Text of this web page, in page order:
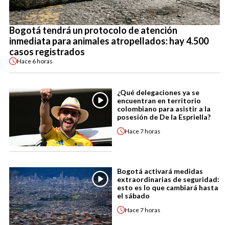
Bogotá tendrá un protocolo de atención
inmediata para animales atropellados: hay 4.500
casos registrados
Hace 6 horas
¿Qué delegaciones ya se
encuentran en territorio
colombiano para asistir a la
posesión de De la Espriella?
Hace7 horas
Bogotá activará medidas
extraordinarias de seguridad:
esto es lo que cambiará hasta
el sábado
Hace7 horas